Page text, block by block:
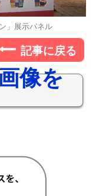
」展示パネル
記事に戻る
像を